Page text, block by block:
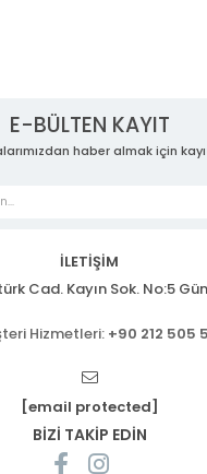
E-BÜLTEN KAYIT
haber almak için
İLETİŞİM
Cad. Kayın Sok. No:5
Hizmetleri: +90 212 505
[email protected]
BİZİ TAKİP EDİN